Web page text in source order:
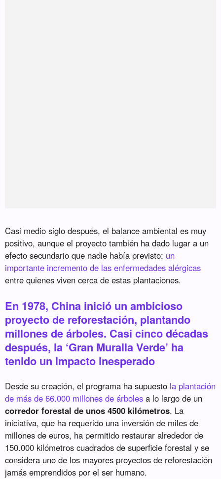
Casi medio siglo después, el balance ambiental es muy
positivo, aunque el proyecto también ha dado lugar a un
efecto secundario que nadie había previsto: un
importante incremento de las enfermedades alérgicas
entre quienes viven cerca de estas plantaciones.
En 1978, China inició un ambicioso
proyecto de reforestación, plantando
millones de árboles. Casi cinco décadas
después, la ‘Gran Muralla Verde’ ha
tenido un impacto inesperado
Desde su creación, el programa ha supuesto la plantación
de más de 66.000 millones de árboles a lo largo de un
corredor forestal de unos 4500 kilómetros. La
iniciativa, que ha requerido una inversión de miles de
millones de euros, ha permitido restaurar alrededor de
150.000 kilómetros cuadrados de superficie forestal y se
considera uno de los mayores proyectos de reforestación
jamás emprendidos por el ser humano.